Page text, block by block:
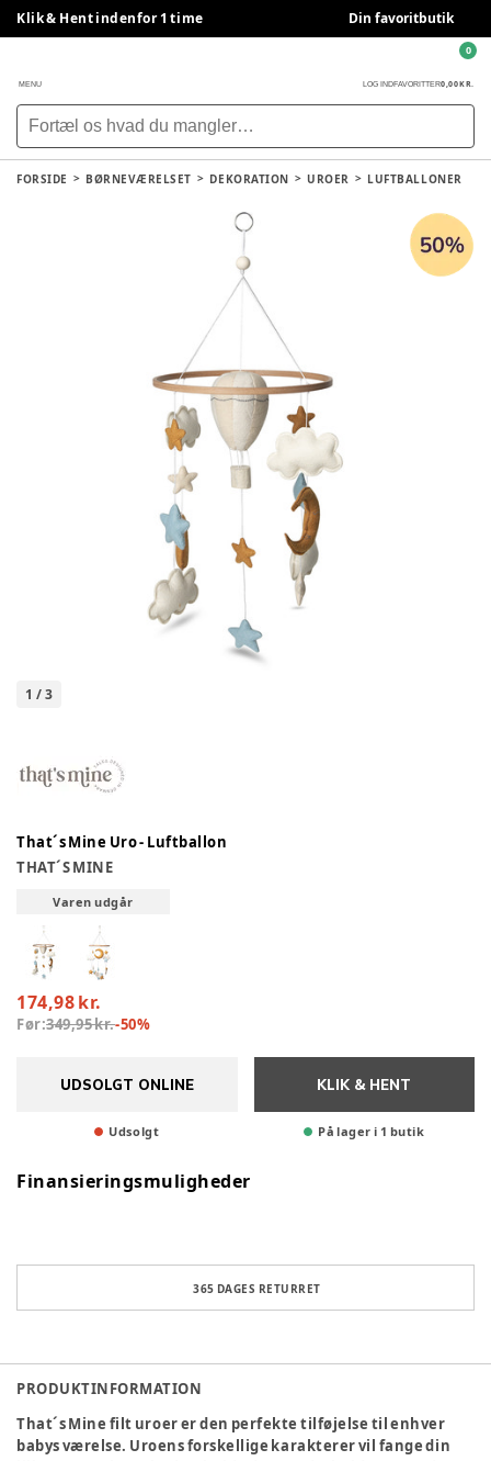
Klik & Hent indenfor 1 time Din favoritbutik
MENU LOG INDFAVORITTER0,00 KR.
0
FORSIDE BØRNEVÆRELSET DEKORATION UROER LUFTBALLONER
1 /3
That´s Mine Uro - Luftballon
THAT´S MINE
Varen udgår
174,98 kr.
Før:349,95 kr.-50%
UDSOLGT ONLINE
Udsolgt
KLIK & HENT
På lager i 1 butik
Finansieringsmuligheder
365 DAGES RETURRET
PRODUKTINFORMATION
That´s Mine filt uroer er den perfekte tilføjelse til enhver
babys værelse. Uroens forskellige karakterer vil fange din